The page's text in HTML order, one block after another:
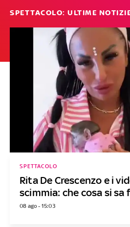
SPETTACOLO: ULTIME
Rita De Crescenzo e i
scimmia: che cosa si sa
SPETTACOLO
08 ago - 15:03